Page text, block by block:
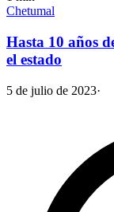
Chetumal
Hasta 10 años
el estado
5 de julio de 2023·